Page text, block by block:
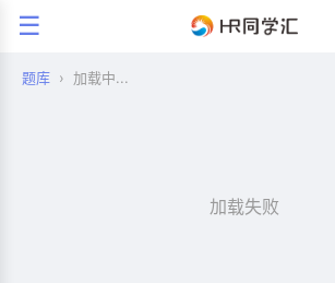
☰
题库 › 加载中...
加载失败